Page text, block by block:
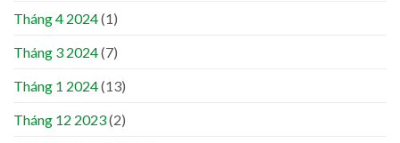
Tháng 4 2024(1)
Tháng 3 2024(7)
Tháng 1 2024(13)
Tháng 12 2023(2)